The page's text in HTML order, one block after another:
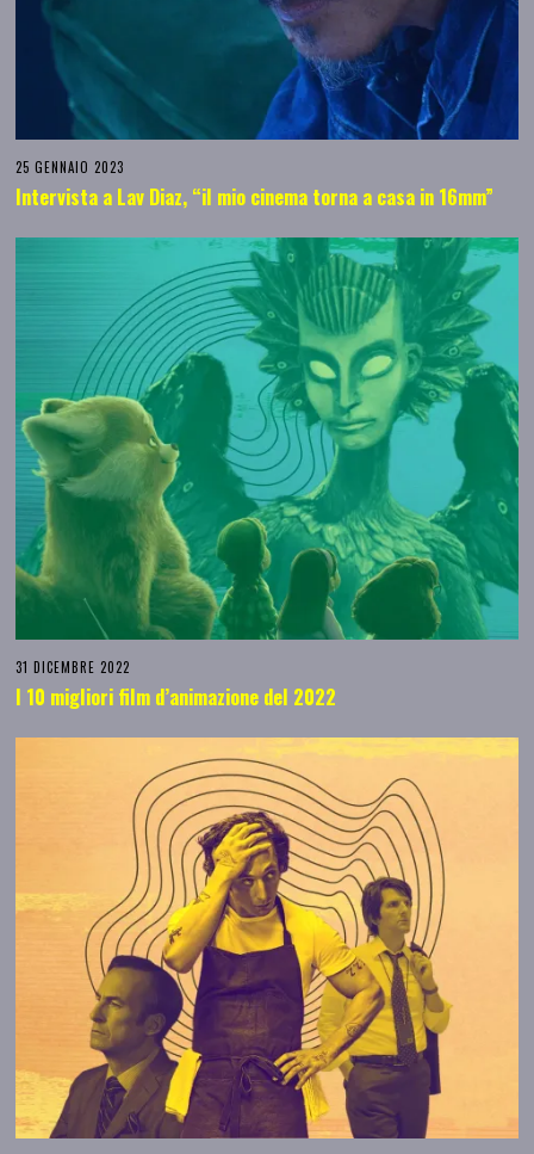
25 GENNAIO 2023
Intervista a Lav Diaz, “il mio cinema torna a casa in 16mm”
31 DICEMBRE 2022
I 10 migliori film d’animazione del 2022